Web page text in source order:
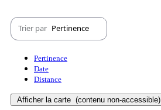
Trier par Pertinence
Pertinence
Date
Distance
Afficher la carte (contenu non-accessible)